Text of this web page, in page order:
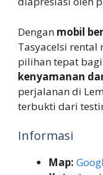
Dengan mobil
Tasyacelsi
pilihan tepat
kenyamanan
perjalanan di
terbukti dari
Informasi
Map: